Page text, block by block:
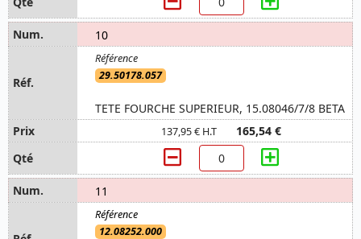
10
29.50178.057
TETE FOURCHE SUPERIEUR, 15.08046/7/8 BETA
137,95 € H.T 165,54 €
11
12.08252.000